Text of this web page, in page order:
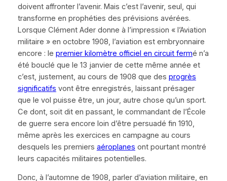
doivent affronter l’avenir. Mais c’est l’avenir, seul, qui
transforme en prophéties des prévisions avérées.
Lorsque Clément Ader donne à l’impression « l’Aviation
militaire »en octobre 1908, l’aviation est embryonnaire
encore : le premier kilomètre officiel en circuit fermé n’a
été bouclé que le 13 janvier de cette même année et
c’est, justement, au cours de 1908 que des progrès
significatifs vont être enregistrés, laissant présager
que le vol puisse être, un jour, autre chose qu’un sport.
Ce dont, soit dit en passant, le commandant de l’École
de guerre sera encore loin d’être persuadé fin 1910,
même après les exercices en campagne au cours
desquels les premiers aéroplanes ont pourtant montré
leurs capacités militaires potentielles.
Donc, à l’automne de 1908, parler d’aviation militaire, en